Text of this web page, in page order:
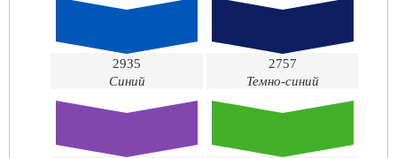
2935
Синий
2757
Темно-синий